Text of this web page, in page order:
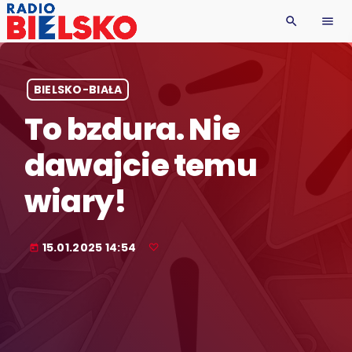
search menu
BIELSKO-BIAŁA
To bzdura. Nie
dawajcie temu
wiary!
today 15.01.2025 14:54